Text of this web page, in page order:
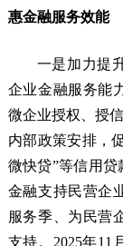
惠金融服务效能
一是加力提
企业金融服务能
微企业授权、授
内部政策安排，
微快贷”等信用
金融支持民营企
服务季、为民营
支持。2025年11